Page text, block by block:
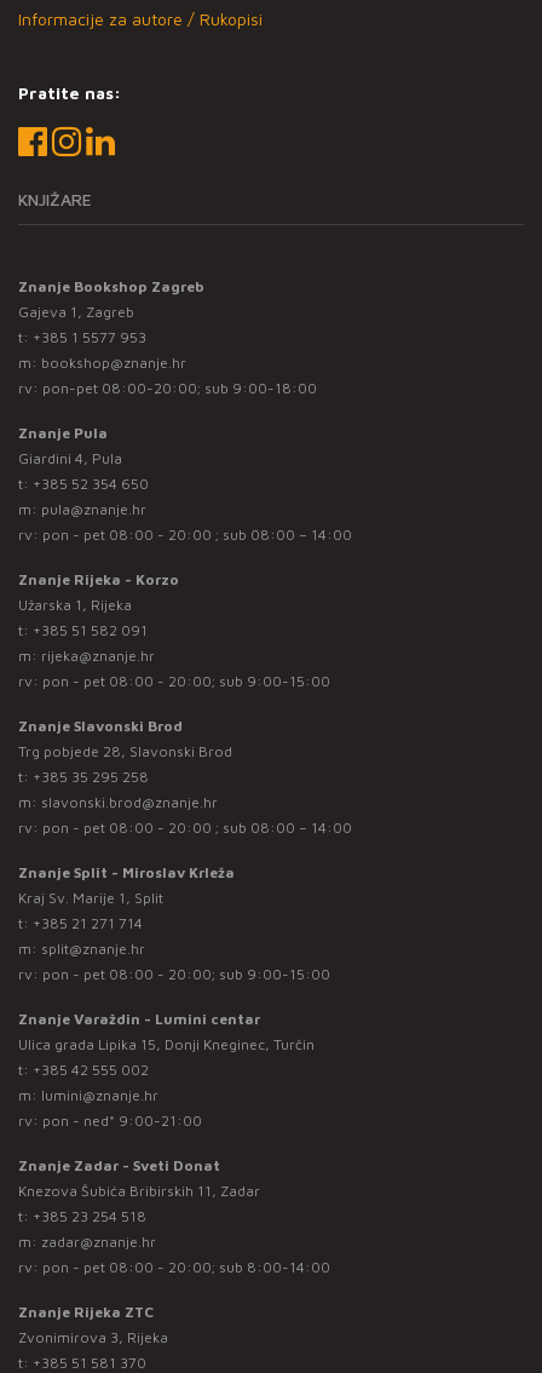
Informacije za autore / Rukopisi
Pratite nas:
KNJIŽARE
Znanje Bookshop Zagreb
Gajeva 1, Zagreb
t: +385 1 5577 953
m: bookshop@znanje.hr
rv: pon-pet 08:00-20:00; sub 9:00-18:00
Znanje Pula
Giardini 4, Pula
t: +385 52 354 650
m: pula@znanje.hr
rv: pon - pet 08:00 - 20:00 ; sub 08:00 – 14:00
Znanje Rijeka - Korzo
Užarska 1, Rijeka
t: +385 51 582 091
m: rijeka@znanje.hr
rv: pon - pet 08:00 - 20:00; sub 9:00-15:00
Znanje Slavonski Brod
Trg pobjede 28, Slavonski Brod
t: +385 35 295 258
m: slavonski.brod@znanje.hr
rv: pon - pet 08:00 - 20:00 ; sub 08:00 – 14:00
Znanje Split - Miroslav Krleža
Kraj Sv. Marije 1, Split
t: +385 21 271 714
m: split@znanje.hr
rv: pon - pet 08:00 - 20:00; sub 9:00-15:00
Znanje Varaždin - Lumini centar
Ulica grada Lipika 15, Donji Kneginec, Turčin
t: +385 42 555 002
m: lumini@znanje.hr
rv: pon - ned* 9:00-21:00
Znanje Zadar - Sveti Donat
Knezova Šubića Bribirskih 11, Zadar
t: +385 23 254 518
m: zadar@znanje.hr
rv: pon - pet 08:00 - 20:00; sub 8:00-14:00
Znanje Rijeka ZTC
Zvonimirova 3, Rijeka
t: +385 51 581 370